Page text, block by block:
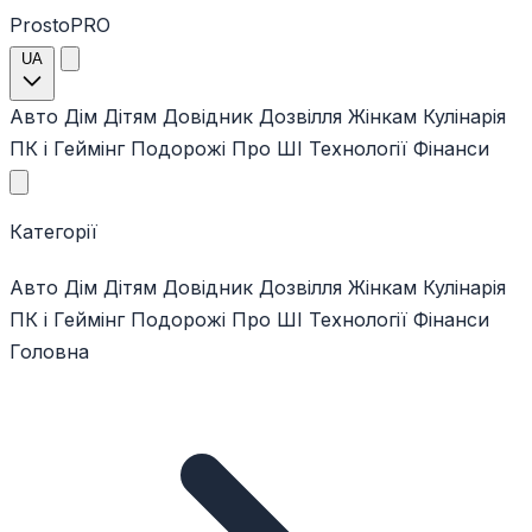
ProstoPRO
UA
Авто Дім Дітям Довідник Дозвілля Жінкам Кулінарія
ПК і Геймінг Подорожі Про ШІ Технології Фінанси
Категорії
Авто Дім Дітям Довідник Дозвілля Жінкам Кулінарія
ПК і Геймінг Подорожі Про ШІ Технології Фінанси
Головна